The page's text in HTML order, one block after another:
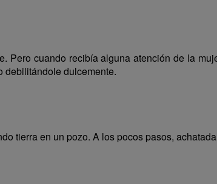
Pero cuando recibía alguna atención de la
debilitándole dulcemente.
tierra en un pozo. A los pocos pasos,